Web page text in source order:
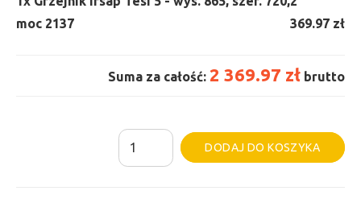
moc 2137
369.97 zł
Suma za całość: 2 369.97 zł brutto
ilość
Grzejnik
DODAJ DO KOSZYKA